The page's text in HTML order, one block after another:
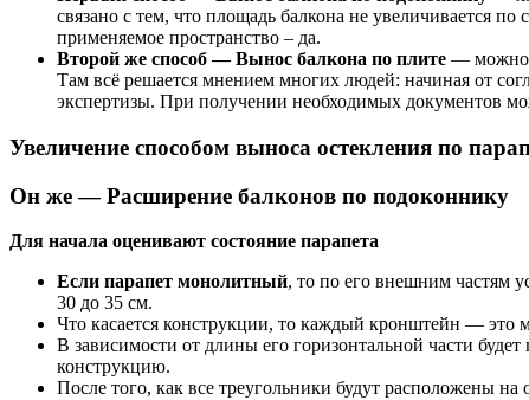
связано с тем, что площадь балкона не увеличивается
применяемое пространство – да.
Второй же способ — Вынос балкона по плите — можно
Там всё решается мнением многих людей: начиная от
экспертизы. При получении необходимых документов
Увеличение способом выноса остекления по
Он же — Расширение балконов по подоконнику
Для начала оценивают состояние парапета
Если парапет монолитный, то по его внешним частям
30 до 35 см.
Что касается конструкции, то каждый кронштейн — это
В зависимости от длины его горизонтальной части
конструкцию.
После того, как все треугольники будут расположены